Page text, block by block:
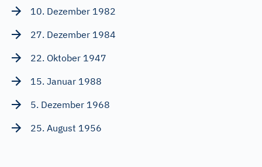
10. Dezember 1982
27. Dezember 1984
22. Oktober 1947
15. Januar 1988
5. Dezember 1968
25. August 1956